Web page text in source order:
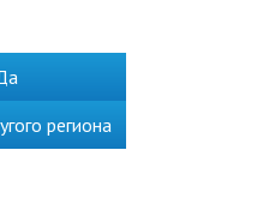
региона